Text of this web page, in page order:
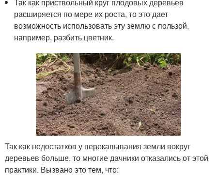
расширяется по мере их роста, то это дает
возможность использовать эту землю с пользой,
например, разбить цветник.
Так как недостатков у перекапывания земли вокруг
деревьев больше, то многие дачники отказались от этой
практики. Вызвано это тем, что: